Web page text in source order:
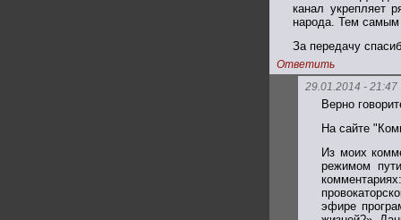
канал укрепляет
народа. Тем самым
За передачу
Ответить
29.01.2014 - 21:47
Верно
На сайте
Из моих
режимом
эфире